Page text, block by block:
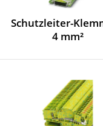
Schutzleiter-
4 mm²